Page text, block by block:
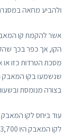
ולהביע מחאה
הקו, אך כפר בכך
מסכת הטרדות כזו או
שנשמעו בקו המאבק
בצורה מנומסת